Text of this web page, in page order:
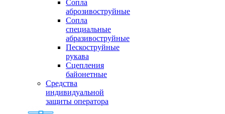
Сопла
аброзивоструйные
Сопла
специальные
абразивоструйные
Пескоструйные
рукава
Сцепления
байонетные
Средства
индивидуальной
защиты оператора